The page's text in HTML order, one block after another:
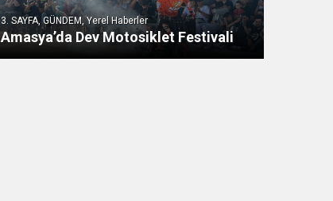
3. SAYFA, GÜNDEM, Yerel Haberler
Amasya’da Dev Motosiklet Festivali